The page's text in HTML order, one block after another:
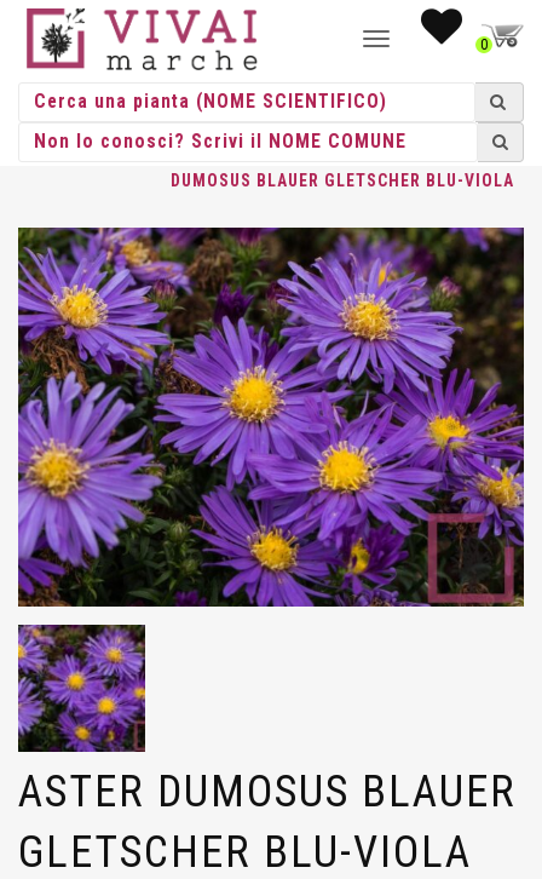
NAVIGAZIONE0
HOME/ERBACEE/ERBACEE PERENNI/ ASTER / ASTER
DUMOSUS BLAUER GLETSCHER BLU-VIOLA
ASTER DUMOSUS BLAUER
GLETSCHER BLU-VIOLA